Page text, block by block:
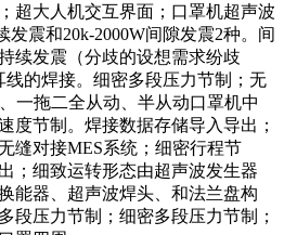
超大人机交互界面；口罩机超声波
发震和20k-2000W间隙发震2种。间
续发震（分歧的设想需求纷歧
的焊接。细密多段压力节制；无
一拖二全从动、半从动口罩机中
度节制。焊接数据存储导入导出；
缝对接MES系统；细密行程节
；细致运转形态由超声波发生器
能器、超声波焊头、和法兰盘构
段压力节制；细密多段压力节制；